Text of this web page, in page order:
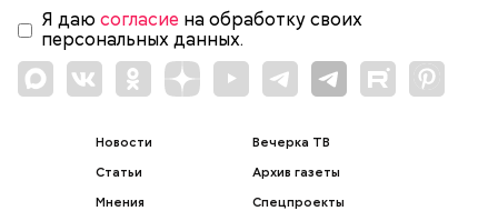
Я даю согласие на обработку своих
персональных данных.
Новости
Статьи
Мнения
Вечерка ТВ
Архив газеты
Спецпроекты